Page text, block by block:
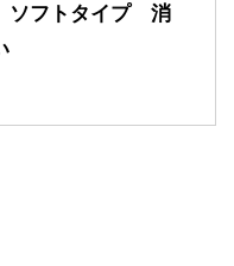
ソフトタイプ 消